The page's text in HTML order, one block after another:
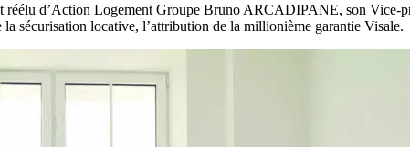
d’Action Logement Groupe Bruno ARCADIPANE, son
sécurisation locative, l’attribution de la millionième garantie Visale.